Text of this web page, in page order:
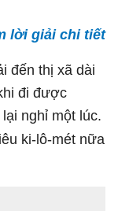
lời giải chi tiết
đến thị xã dài
đi được
nghỉ một lúc.
ki-lô-mét nữa